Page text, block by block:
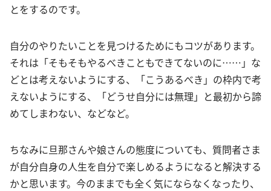
とをするのです。
自分のやりたいことを見つけるためにもコツがあります。
それは「そもそもやるべきこともできてないのに……」な
どとは考えないようにする、「こうあるべき」の枠内で考
えないようにする、「どうせ自分には無理」と最初から諦
めてしまわない、などなど。
ちなみに旦那さんや娘さんの態度についても、質問者さま
が自分自身の人生を自分で楽しめるようになると解決する
かと思います。今のままでも全く気にならなくなったり、